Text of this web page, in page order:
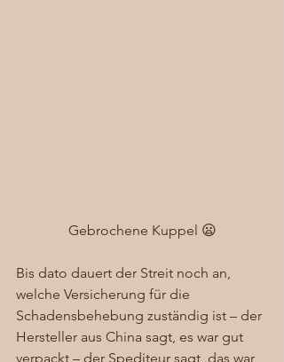
Gebrochene Kuppel 😦
Bis dato dauert der Streit noch an,
welche Versicherung für die
Schadensbehebung zuständig ist – der
Hersteller aus China sagt, es war gut
verpackt – der Spediteur sagt, das war